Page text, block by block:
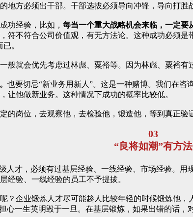
地方必须出干部。干部选拔必须导向冲锋，导向打胜
功经验，比如， 每当一个重大战略机会来临，一定要
符不符合公司价值观，有无方法论。这种成功必须
。
般就会优先考虑过林彪、粟裕等。因为林彪、粟裕有
也要切忌“新业务用新人”。这是一种赌博。我们在
让他做新业务。这种情况下成功的概率比较低。
的岗位，去观察他，去检验他，锻造他，等到真正验
03
“良将如潮”有方法
人才，必须有过基层经验、一线经验、市场经验。
经验、一线经验的员工不予提拔。
？企业锻炼人才尽可能趁人比较年轻的时候锻炼他
心一生英明毁于一旦。在基层锻炼，如果出错的话，